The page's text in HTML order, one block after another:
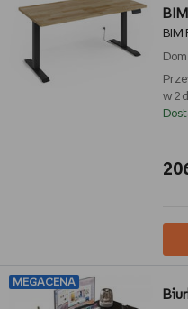
BIM
w 2
MEGACENA